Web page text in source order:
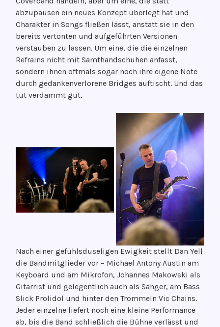
abzupausen ein neues Konzept überlegt hat und
Charakter in Songs fließen lässt, anstatt sie in den
bereits vertonten und aufgeführten Versionen
verstauben zu lassen. Um eine, die die einzelnen
Refrains nicht mit Samthandschuhen anfasst,
sondern ihnen oftmals sogar noch ihre eigene Note
durch gedankenverlorene Bridges auftischt. Und das
tut verdammt gut.
Nach einer gefühlsduseligen Ewigkeit stellt Dan Yell
die Bandmitglieder vor – Michael Antony Austin am
Keyboard und am Mikrofon, Johannes Makowski als
Gitarrist und gelegentlich auch als Sänger, am Bass
Slick Prolidol und hinter den Trommeln Vic Chains.
Jeder einzelne liefert noch eine kleine Performance
ab, bis die Band schließlich die Bühne verlässt und